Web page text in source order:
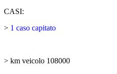
CASI:
> 1 caso capitato
> km veicolo 108000